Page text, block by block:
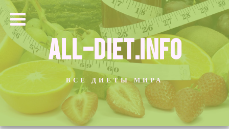
ALL-DIET.INFO
ВСЕ ДИЕТЫ МИРА